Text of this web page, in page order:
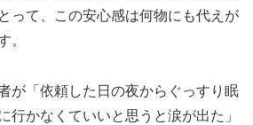
って、この安心感は何物にも代えが
。
が「依頼した日の夜からぐっすり眠
行かなくていいと思うと涙が出た」